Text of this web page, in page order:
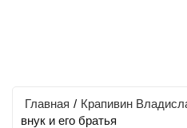
Главная / Крапивин
внук и его братья